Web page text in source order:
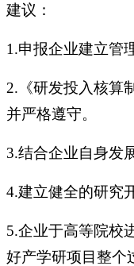
建议：
1.申报企业建立管
2.《研发投入核算
并严格遵守。
3.结合企业自身发
4.建立健全的研究
5.企业于高等院校
好产学研项目整个